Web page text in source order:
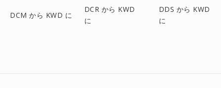
DCM から KWD に
DCR から KWD
に
DDS から KWD
に